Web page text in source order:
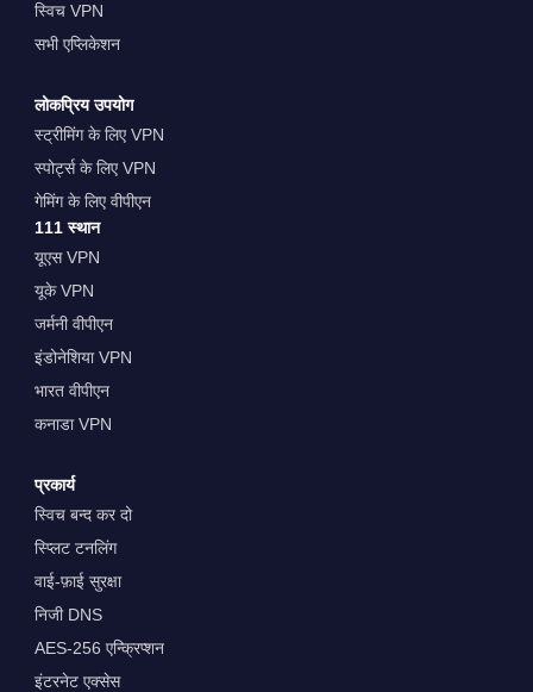
स्विच VPN
सभी एप्लिकेशन
लोकप्रिय उपयोग
स्ट्रीमिंग के लिए VPN
स्पोर्ट्स के लिए VPN
गेमिंग के लिए वीपीएन
111 स्थान
यूएस VPN
यूके VPN
जर्मनी वीपीएन
इंडोनेशिया VPN
भारत वीपीएन
कनाडा VPN
प्रकार्य
स्विच बन्द कर दो
स्प्लिट टनलिंग
वाई-फ़ाई सुरक्षा
निजी DNS
AES-256 एन्क्रिप्शन
इंटरनेट एक्सेस